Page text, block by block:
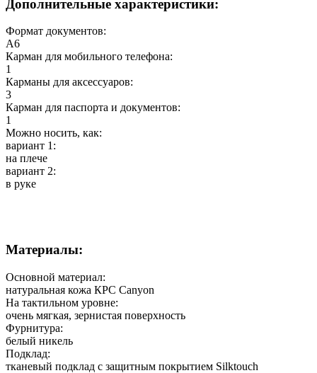
Дополнительные характеристики:
Формат документов:
А6
Карман для мобильного телефона:
1
Карманы для аксессуаров:
3
Карман для паспорта и документов:
1
Можно носить, как:
вариант 1:
на плече
вариант 2:
в руке
Материалы:
Основной материал:
натуральная кожа КРС Canyon
На тактильном уровне:
очень мягкая, зернистая поверхность
Фурнитура:
белый никель
Подклад:
тканевый подклад с защитным покрытием Silktouch